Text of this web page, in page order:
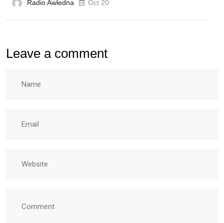
Radio Awledna Oct 20
Leave a comment